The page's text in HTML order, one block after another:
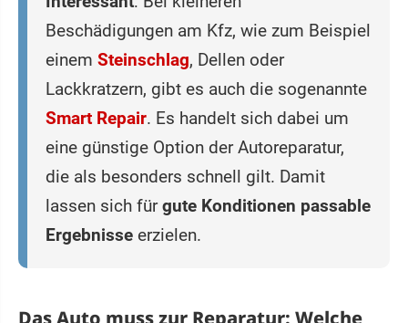
Beschädigungen am Kfz, wie zum Beispiel
einem Steinschlag, Dellen oder
Lackkratzern, gibt es auch die sogenannte
Smart Repair. Es handelt sich dabei um
eine günstige Option der Autoreparatur,
die als besonders schnell gilt. Damit
lassen sich fürgute Konditionen passable
Ergebnisse erzielen.
Das Auto muss zur Reparatur: Welche